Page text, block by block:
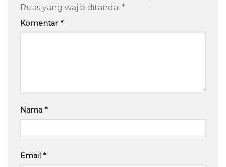
Ruas yang wajib ditandai *
Komentar*
Nama *
Email *